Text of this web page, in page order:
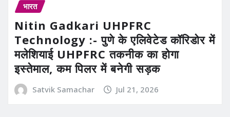
भारत
Nitin Gadkari UHPFRC
Technology :- पुणे के एलिवेटेड कॉरिडोर में
मलेशियाई UHPFRC तकनीक का होगा
इस्तेमाल, कम पिलर में बनेगी सड़क
Satvik Samachar Jul 21, 2026